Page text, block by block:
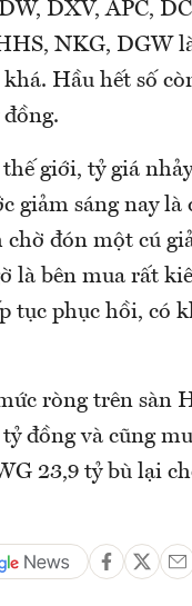
DXV, APC,
NKG, DGW
Hầu hết số
giới, tỷ giá
giảm sáng nay là
đón một cú
là bên mua rất
tục phục hồi, có
ròng trên sàn
đồng và cũng
23,9 tỷ bù lại